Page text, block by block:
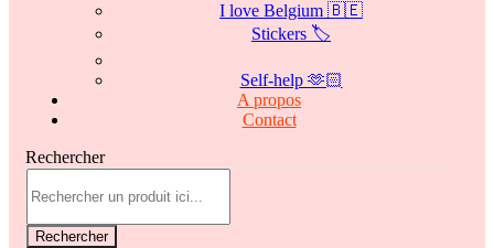
I love Belgium 🇧🇪
Stickers 🏷️
Self-help 🫶🏻
A propos
Contact
Rechercher
Rechercher